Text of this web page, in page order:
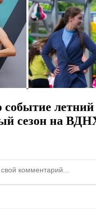
летний
сезон на